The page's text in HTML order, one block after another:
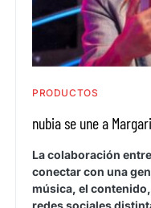
PRODUCTOS
nubia se une a
La colaboración
conectar con una
música, el
redes sociales